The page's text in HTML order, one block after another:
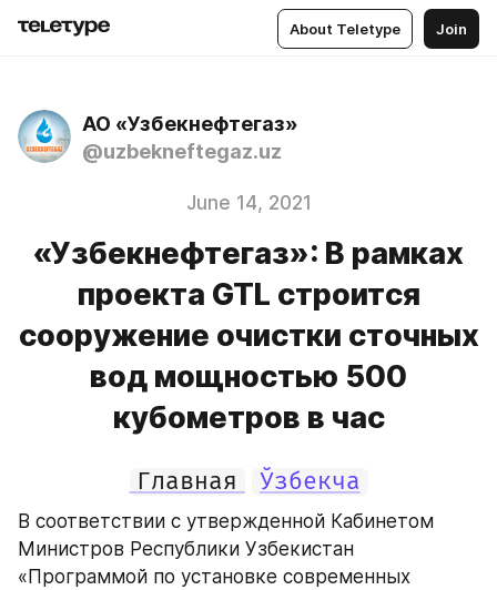
About Teletype Join
АО «Узбекнефтегаз»
@uzbekneftegaz.uz
June 14, 2021
«Узбекнефтегаз»: В рамках
проекта GTL строится
сооружение очистки сточных
вод мощностью 500
кубометров в час
Главная Ўзбекча
В соответствии с утвержденной Кабинетом
Министров Республики Узбекистан
«Программой по установке современных